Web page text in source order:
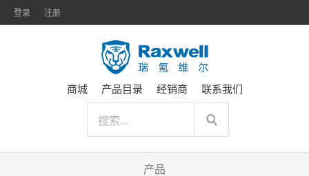
登录 注册
商城 产品目录 经销商 联系我们
产品